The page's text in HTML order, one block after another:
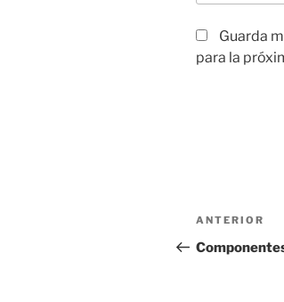
Guarda
para la
de
Entrada
anterior:
ANTERIOR